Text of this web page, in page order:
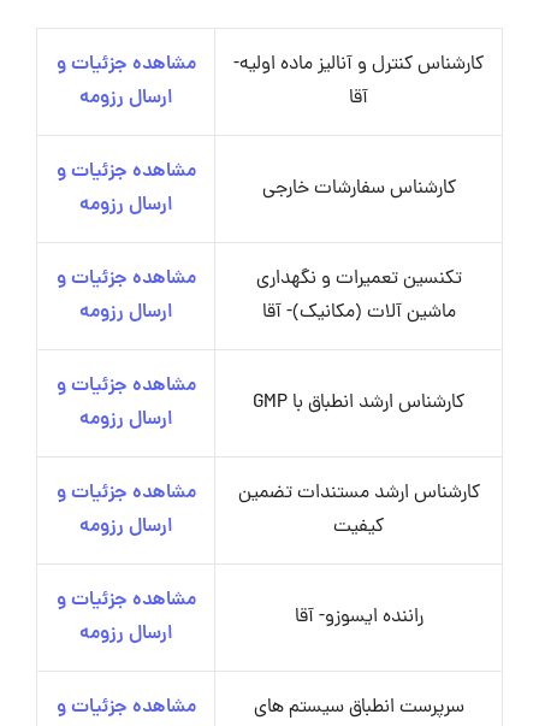
کارشناس کنترل و آنالیز ماده اولیه-
آقا
مشاهده جزئیات و
ارسال رزومه
کارشناس سفارشات خارجی
مشاهده جزئیات و
ارسال رزومه
تکنسین تعمیرات و نگهداری
ماشین آلات (مکانیک)- آقا
مشاهده جزئیات و
ارسال رزومه
کارشناس ارشد انطباق با GMP
مشاهده جزئیات و
ارسال رزومه
کارشناس ارشد مستندات تضمین
کیفیت
مشاهده جزئیات و
ارسال رزومه
راننده ایسوزو- آقا
مشاهده جزئیات و
ارسال رزومه
سرپرست انطباق سیستم های
مشاهده جزئیات و